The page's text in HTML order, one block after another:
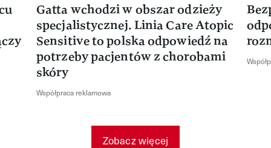
Gatta wchodzi w obszar odzieży
specjalistycznej. Linia Care Atopic
Sensitive to polska odpowiedź na
potrzeby pacjentów z chorobami
skóry
Współpraca reklamowa
Zobacz więcej